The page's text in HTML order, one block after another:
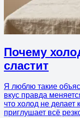
Почему
сластит
Я люблю такие
вкус правда
что холод не
приглушает всё